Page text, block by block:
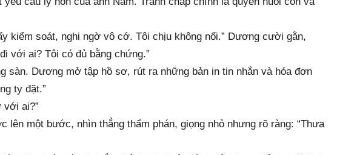
kiểm soát, nghi ngờ vô cớ. Tôi chịu không nổi.” Dương cười gằn,
với ai? Tôi có đủ bằng chứng.”
sàn. Dương mở tập hồ sơ, rút ra những bản in tin nhắn và hóa đơn
ty đặt.”
với ai?”
một bước, nhìn thẳng thẩm phán, giọng nhỏ nhưng rõ ràng: “Thưa